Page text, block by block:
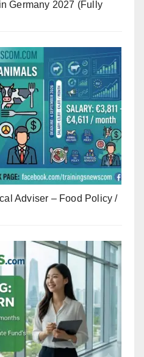
Germany 2027 (Fully
Adviser – Food Policy /